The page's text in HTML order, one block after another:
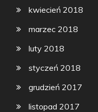
kwiecień 2018
marzec 2018
luty 2018
styczeń 2018
grudzień 2017
listopad 2017